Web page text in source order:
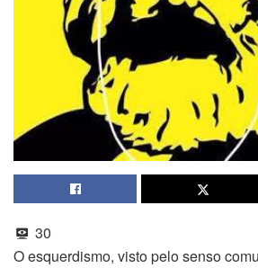
30
O esquerdismo, visto pelo senso